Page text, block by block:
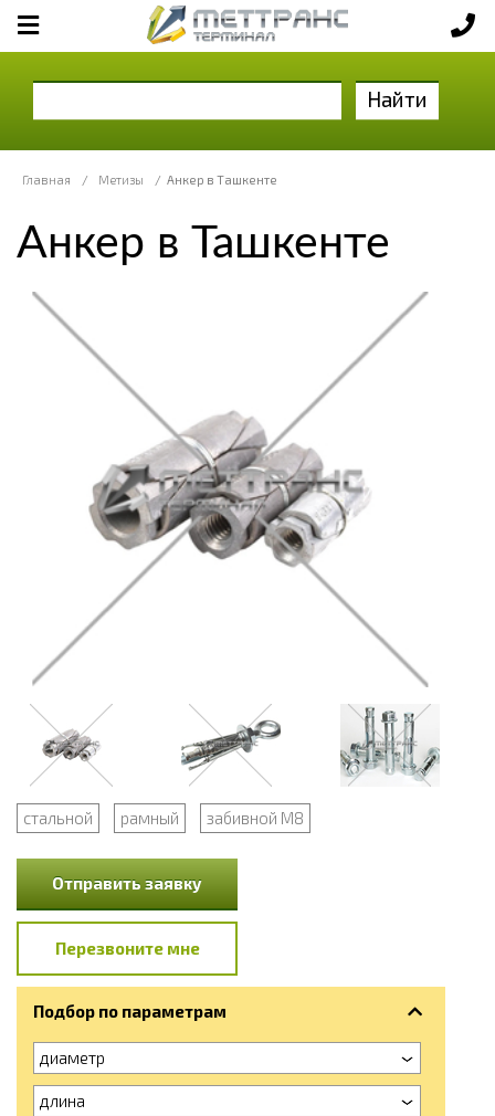
Найти
Главная / Метизы / Анкер в Ташкенте
Анкер в Ташкенте
стальной рамный забивной М8
Отправить заявку
Перезвоните мне
Подбор по параметрам
диаметр
длина